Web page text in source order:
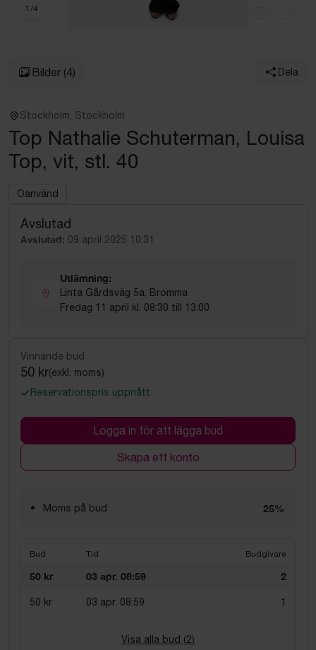
1 /4
Bilder (4) Dela
Stockholm, Stockholm
Top Nathalie Schuterman, Louisa
Top, vit, stl. 40
Oanvänd
Avslutad
Avslutad: 09 april 2025 10:31
Utlämning:
Linta Gårdsväg 5a, Bromma
Fredag 11 april kl. 08:30 till 13:00
Vinnande bud
50 kr(exkl. moms)
Reservationspris uppnått
Logga in för att lägga bud
Skapa ett konto
Moms på bud 25%
Bud Tid Budgivare
50 kr 03 apr. 08:59 2
50 kr 03 apr. 08:59 1
Visa alla bud (2)